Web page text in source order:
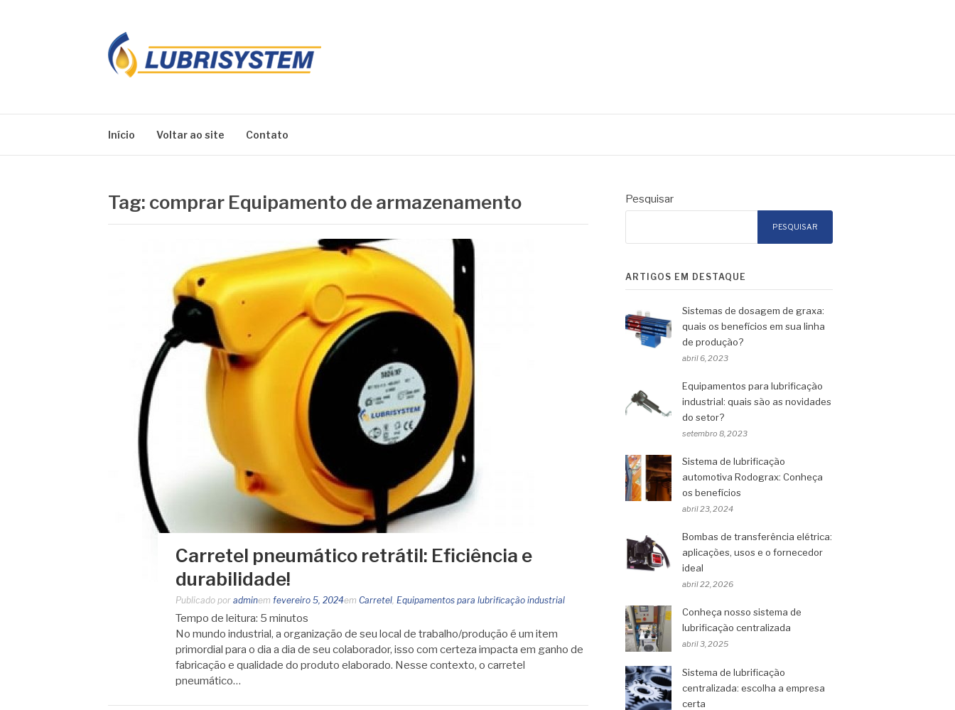
Início Voltar ao site Contato
Tag: comprar Equipamento de armazenamento
Carretel pneumático retrátil: Eficiência e
durabilidade!
Publicado por adminem fevereiro 5, 2024em Carretel, Equipamentos para lubrificação industrial
Tempo de leitura: 5 minutos
No mundo industrial, a organização de seu local de trabalho/produção é um item
primordial para o dia a dia de seu colaborador, isso com certeza impacta em ganho de
fabricação e qualidade do produto elaborado. Nesse contexto, o carretel
pneumático…
Pesquisar
PESQUISAR
ARTIGOS EM DESTAQUE
Sistemas de dosagem de graxa:
quais os benefícios em sua linha
de produção?
abril 6, 2023
Equipamentos para lubrificação
industrial: quais são as novidades
do setor?
setembro 8, 2023
Sistema de lubrificação
automotiva Rodograx: Conheça
os benefícios
abril 23, 2024
Bombas de transferência elétrica:
aplicações, usos e o fornecedor
ideal
abril 22, 2026
Conheça nosso sistema de
lubrificação centralizada
abril 3, 2025
Sistema de lubrificação
centralizada: escolha a empresa
certa